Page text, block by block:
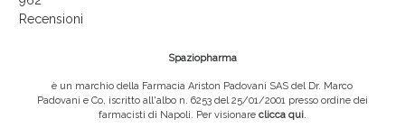
Recensioni
Spaziopharma
è un marchio della Farmacia Ariston Padovani SAS del Dr. Marco
Padovani e Co, iscritto all'albo n. 6253 del 25/01/2001 presso ordine dei
farmacisti di Napoli. Per visionare clicca qui.